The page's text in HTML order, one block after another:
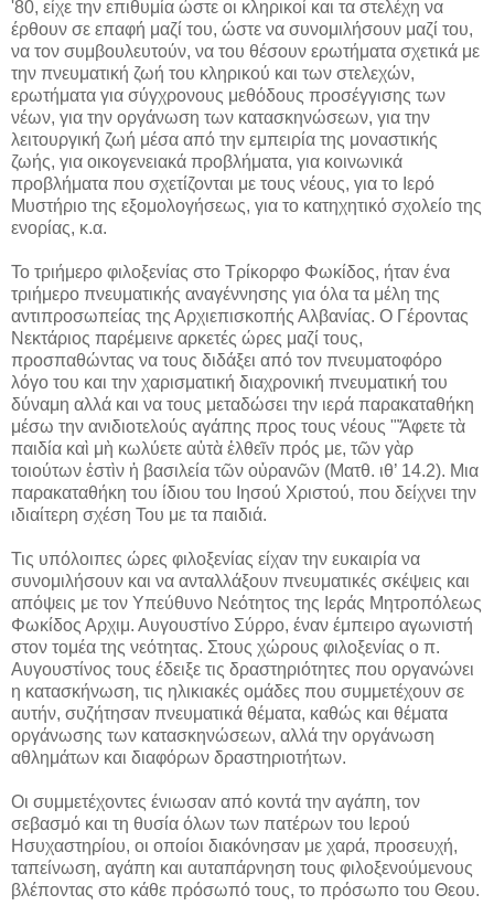
'80, είχε την επιθυμία ώστε οι κληρικοί και τα στελέχη να
έρθουν σε επαφή μαζί του, ώστε να συνομιλήσουν μαζί του,
να τον συμβουλευτούν, να του θέσουν ερωτήματα σχετικά με
την πνευματική ζωή του κληρικού και των στελεχών,
ερωτήματα για σύγχρονους μεθόδους προσέγγισης των
νέων, για την οργάνωση των κατασκηνώσεων, για την
λειτουργική ζωή μέσα από την εμπειρία της μοναστικής
ζωής, για οικογενειακά προβλήματα, για κοινωνικά
προβλήματα που σχετίζονται με τους νέους, για το Ιερό
Μυστήριο της εξομολογήσεως, για το κατηχητικό σχολείο της
ενορίας, κ.α.
Το τριήμερο φιλοξενίας στο Τρίκορφο Φωκίδος, ήταν ένα
τριήμερο πνευματικής αναγέννησης για όλα τα μέλη της
αντιπροσωπείας της Αρχιεπισκοπής Αλβανίας. Ο Γέροντας
Νεκτάριος παρέμεινε αρκετές ώρες μαζί τους,
προσπαθώντας να τους διδάξει από τον πνευματοφόρο
λόγο του και την χαρισματική διαχρονική πνευματική του
δύναμη αλλά και να τους μεταδώσει την ιερά παρακαταθήκη
μέσω την ανιδιοτελούς αγάπης προς τους νέους "Ἄφετε τὰ
παιδία καὶ μὴ κωλύετε αὐτὰ ἐλθεῖν πρός με, τῶν γὰρ
τοιούτων ἐστὶν ἡ βασιλεία τῶν οὐρανῶν (Ματθ. ιθ’ 14.2). Μια
παρακαταθήκη του ίδιου του Ιησού Χριστού, που δείχνει την
ιδιαίτερη σχέση Του με τα παιδιά.
Τις υπόλοιπες ώρες φιλοξενίας είχαν την ευκαιρία να
συνομιλήσουν και να ανταλλάξουν πνευματικές σκέψεις και
απόψεις με τον Υπεύθυνο Νεότητος της Ιεράς Μητροπόλεως
Φωκίδος Αρχιμ. Αυγουστίνο Σύρρο, έναν έμπειρο αγωνιστή
στον τομέα της νεότητας. Στους χώρους φιλοξενίας ο π.
Αυγουστίνος τους έδειξε τις δραστηριότητες που οργανώνει
η κατασκήνωση, τις ηλικιακές ομάδες που συμμετέχουν σε
αυτήν, συζήτησαν πνευματικά θέματα, καθώς και θέματα
οργάνωσης των κατασκηνώσεων, αλλά την οργάνωση
αθλημάτων και διαφόρων δραστηριοτήτων.
Οι συμμετέχοντες ένιωσαν από κοντά την αγάπη, τον
σεβασμό και τη θυσία όλων των πατέρων του Ιερού
Ησυχαστηρίου, οι οποίοι διακόνησαν με χαρά, προσευχή,
ταπείνωση, αγάπη και αυταπάρνηση τους φιλοξενούμενους
βλέποντας στο κάθε πρόσωπό τους, το πρόσωπο του Θεου.